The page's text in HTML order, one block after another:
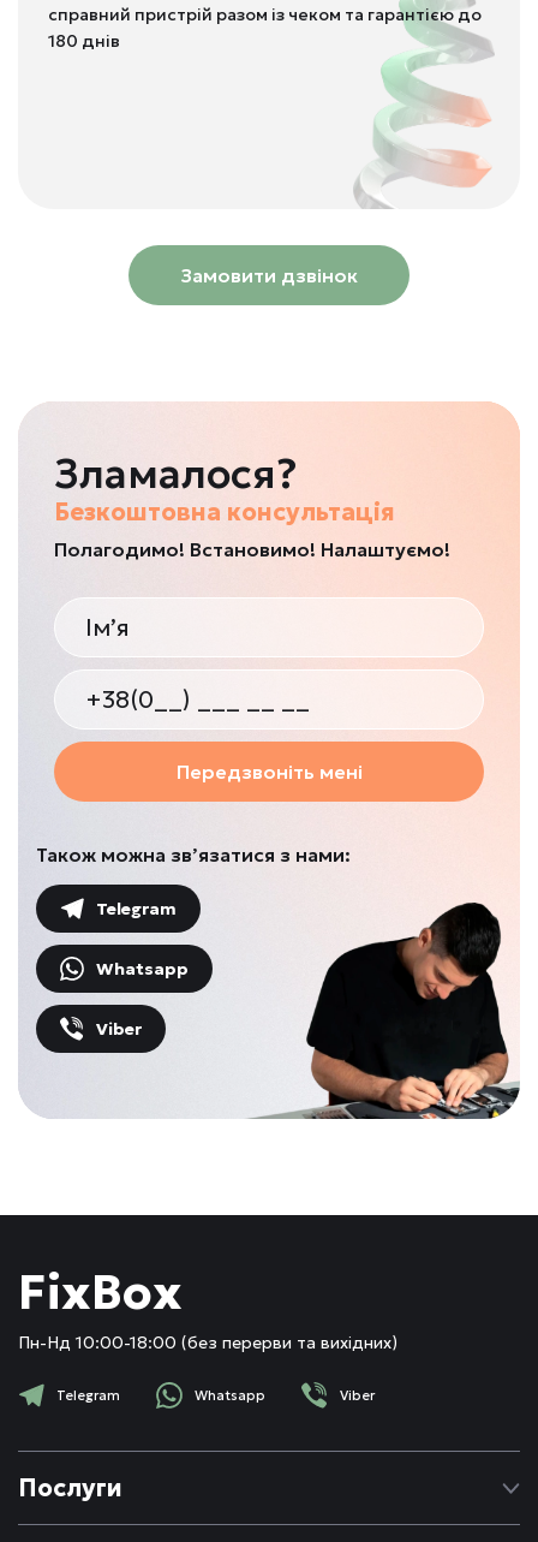
справний пристрій разом із чеком та гарантією до
180 днів
Замовити дзвінок
Зламалося?
Безкоштовна консультація
Полагодимо! Встановимо! Налаштуємо!
Передзвоніть мені
Також можна зв’язатися з нами:
Telegram
Whatsapp
Viber
FixBox
Пн-Нд 10:00-18:00 (без перерви та вихідних)
Telegram Whatsapp Viber
Послуги